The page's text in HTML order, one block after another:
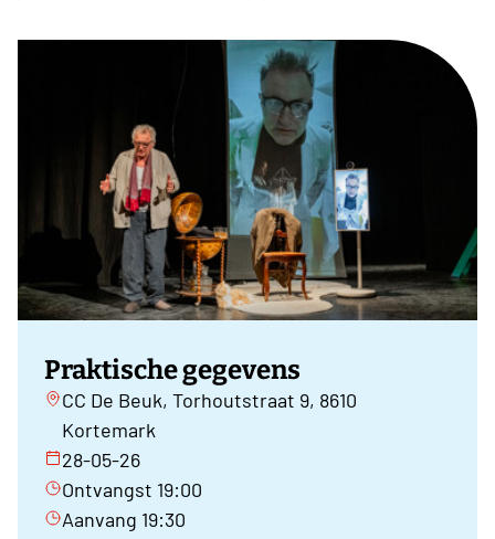
Praktische gegevens
CC De Beuk, Torhoutstraat 9, 8610
Kortemark
28-05-26
Ontvangst 19:00
Aanvang 19:30